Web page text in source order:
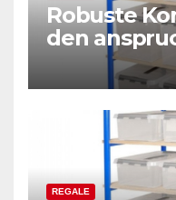
Robuste
den
REGALE